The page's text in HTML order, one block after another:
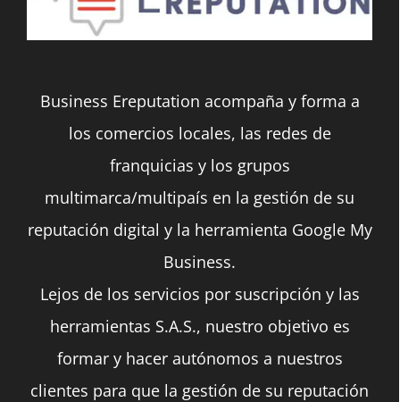
Business Ereputation acompaña y forma a
los comercios locales, las redes de
franquicias y los grupos
multimarca/multipaís en la gestión de su
reputación digital y la herramienta Google My
Business.
Lejos de los servicios por suscripción y las
herramientas S.A.S., nuestro objetivo es
formar y hacer autónomos a nuestros
clientes para que la gestión de su reputación